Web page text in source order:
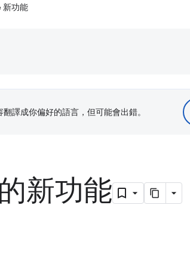
功能
譯成你偏好的語言，但可能會出錯。
新功能